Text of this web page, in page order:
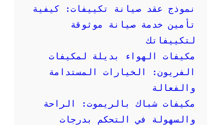
إ
ش
ا
ت
م
نموذج عقد صيانة تكييفات: كيفية
تأمين خدمة صيانة موثوقة
لتكييفاتك
مكيفات الهواء بديلة لمكيفات
الفريون: الخيارات المستدامة
والفعالة
مكيفات شباك بالريموت: الراحة
والسهولة في التحكم بدرجات